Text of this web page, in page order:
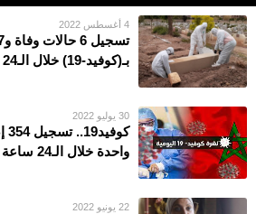
4 أغسطس 2022
بـ(كوفيد-19) خلال الـ24 ساعة الماضية
30 يوليو 2022
واحدة خلال الـ24 ساعة الماضية
22 يونيو 2022